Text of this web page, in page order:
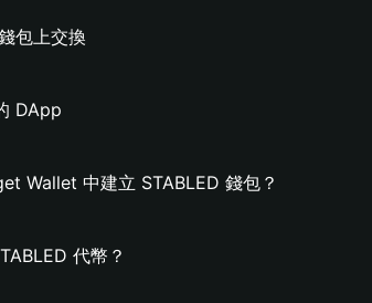
包上交換
DApp
Wallet 中建立 STABLED 錢包？
代幣？